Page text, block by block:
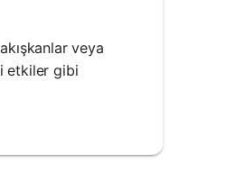
veya
etkiler gibi